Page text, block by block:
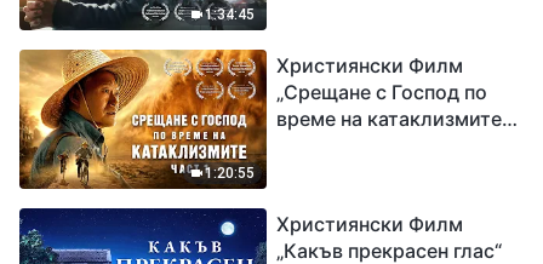
1:34:45
1:20:55
Християнски Филм
„Срещане с Господ по
време на катаклизмите“
Християнски Филм
„Какъв прекрасен глас“